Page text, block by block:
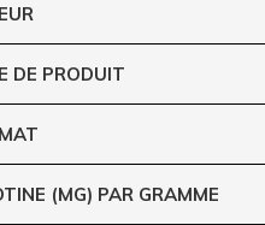
DE PRODUIT
(MG) PAR GRAMME